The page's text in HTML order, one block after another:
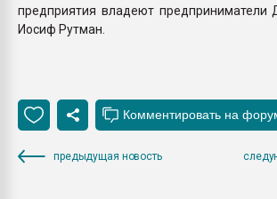
предприятия владеют предприниматели
Иосиф Рутман.
предыдущая новость